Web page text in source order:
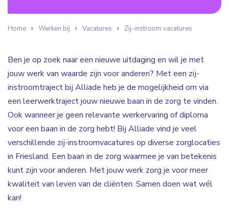
Home Werken bij Vacatures Zij-instroom vacatures
Ben je op zoek naar een nieuwe uitdaging en wil je met
jouw werk van waarde zijn voor anderen? Met een zij-
instroomtraject bij Alliade heb je de mogelijkheid om via
een leerwerktraject jouw nieuwe baan in de zorg te vinden.
Ook wanneer je geen relevante werkervaring of diploma
voor een baan in de zorg hebt! Bij Alliade vind je veel
verschillende zij-instroomvacatures op diverse zorglocaties
in Friesland. Een baan in de zorg waarmee je van betekenis
kunt zijn voor anderen. Met jouw werk zorg je voor meer
kwaliteit van leven van de cliënten. Samen doen wat wél
kan!